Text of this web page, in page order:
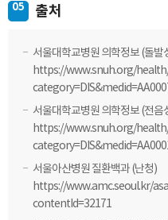
05 출처
서울대학교병원 의학정보 (돌발
https://www.snuh.org/
서울대학교병원 의학정보 (전음
https://www.snuh.org/
서울아산병원 질환백과 (난청)
https://www.amc.seoul.kr/
contentId=32171